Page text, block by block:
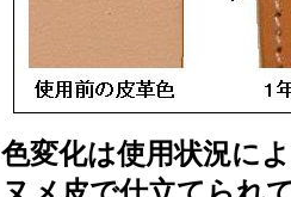
色変化は使用状況に